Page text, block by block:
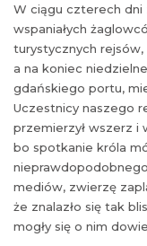
W ciągu czterech dni
wspaniałych
turystycznych rejsów,
a na koniec
gdańskiego portu,
Uczestnicy naszego
przemierzył wszerz i
bo spotkanie króla
mediów, zwierzę
że znalazło się tak
mogły się o nim